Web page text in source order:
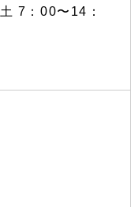
7：00〜14：